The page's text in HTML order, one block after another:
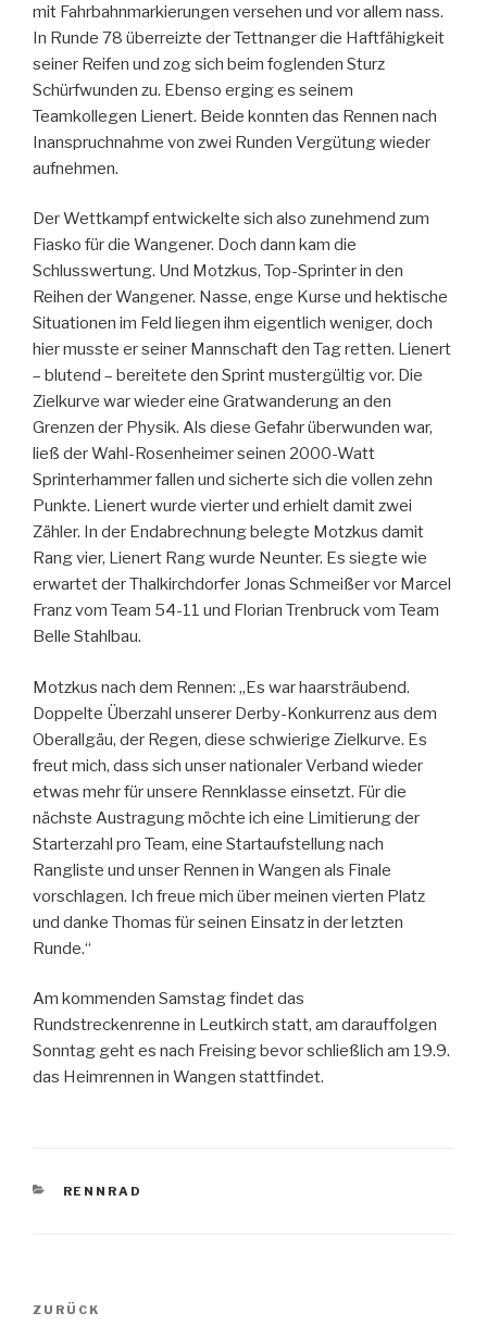
mit Fahrbahnmarkierungen versehen und vor allem nass.
In Runde 78 überreizte der Tettnanger die Haftfähigkeit
seiner Reifen und zog sich beim foglenden Sturz
Schürfwunden zu. Ebenso erging es seinem
Teamkollegen Lienert. Beide konnten das Rennen nach
Inanspruchnahme von zwei Runden Vergütung wieder
aufnehmen.
Der Wettkampf entwickelte sich also zunehmend zum
Fiasko für die Wangener. Doch dann kam die
Schlusswertung. Und Motzkus, Top-Sprinter in den
Reihen der Wangener. Nasse, enge Kurse und hektische
Situationen im Feld liegen ihm eigentlich weniger, doch
hier musste er seiner Mannschaft den Tag retten. Lienert
– blutend – bereitete den Sprint mustergültig vor. Die
Zielkurve war wieder eine Gratwanderung an den
Grenzen der Physik. Als diese Gefahr überwunden war,
ließ der Wahl-Rosenheimer seinen 2000-Watt
Sprinterhammer fallen und sicherte sich die vollen zehn
Punkte. Lienert wurde vierter und erhielt damit zwei
Zähler. In der Endabrechnung belegte Motzkus damit
Rang vier, Lienert Rang wurde Neunter. Es siegte wie
erwartet der Thalkirchdorfer Jonas Schmeißer vor Marcel
Franz vom Team 54-11 und Florian Trenbruck vom Team
Belle Stahlbau.
Motzkus nach dem Rennen: „Es war haarsträubend.
Doppelte Überzahl unserer Derby-Konkurrenz aus dem
Oberallgäu, der Regen, diese schwierige Zielkurve. Es
freut mich, dass sich unser nationaler Verband wieder
etwas mehr für unsere Rennklasse einsetzt. Für die
nächste Austragung möchte ich eine Limitierung der
Starterzahl pro Team, eine Startaufstellung nach
Rangliste und unser Rennen in Wangen als Finale
vorschlagen. Ich freue mich über meinen vierten Platz
und danke Thomas für seinen Einsatz in der letzten
Runde.“
Am kommenden Samstag findet das
Rundstreckenrenne in Leutkirch statt, am darauffolgen
Sonntag geht es nach Freising bevor schließlich am 19.9.
das Heimrennen in Wangen stattfindet.
KATEGORIEN
RENNRAD
Beitragsnavigation
Vorheriger
ZURÜCK